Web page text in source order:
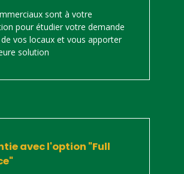
sont à votre
pour étudier votre demande
vos locaux et vous apporter
solution
avec l'option "Full